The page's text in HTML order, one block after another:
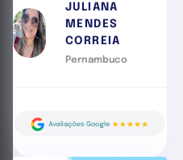
JULIANA
MENDES
CORREIA
Pernambuco